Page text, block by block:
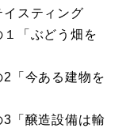
スティング
「ぶどう畑を
「今ある建物を
「醸造設備は輸